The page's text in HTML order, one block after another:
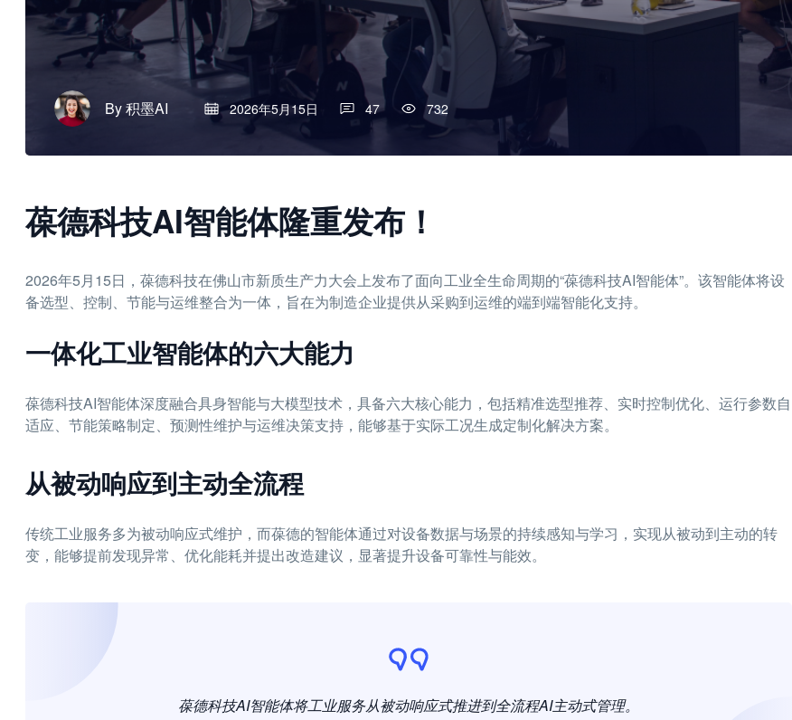
By积墨AI 2026年5月15日 47 732
葆德科技AI智能体隆重发布！
2026年5月15日，葆德科技在佛山市新质生产力大会上发布了面向工业全生命周期的“葆德科技AI智能体”。该智能体将设
备选型、控制、节能与运维整合为一体，旨在为制造企业提供从采购到运维的端到端智能化支持。
一体化工业智能体的六大能力
葆德科技AI智能体深度融合具身智能与大模型技术，具备六大核心能力，包括精准选型推荐、实时控制优化、运行参数自
适应、节能策略制定、预测性维护与运维决策支持，能够基于实际工况生成定制化解决方案。
从被动响应到主动全流程
传统工业服务多为被动响应式维护，而葆德的智能体通过对设备数据与场景的持续感知与学习，实现从被动到主动的转
变，能够提前发现异常、优化能耗并提出改造建议，显著提升设备可靠性与能效。
葆德科技AI智能体将工业服务从被动响应式推进到全流程AI主动式管理。